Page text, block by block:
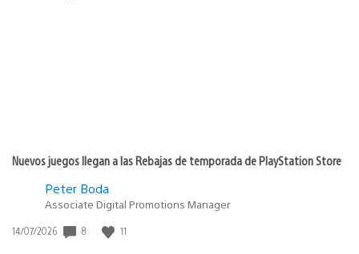
Nuevos juegos llegan a las Rebajas de temporada de PlayStation Store
Peter Boda
Associate Digital Promotions Manager
Fecha
14/07/2026 8 11